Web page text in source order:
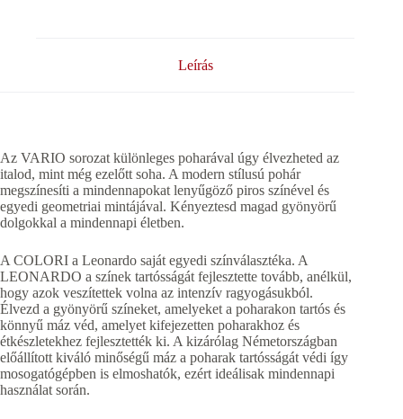
Leírás
Az VARIO sorozat különleges poharával úgy élvezheted az
italod, mint még ezelőtt soha. A modern stílusú pohár
megszínesíti a mindennapokat lenyűgöző piros színével és
egyedi geometriai mintájával. Kényeztesd magad gyönyörű
dolgokkal a mindennapi életben.
A COLORI a Leonardo saját egyedi színválasztéka. A
LEONARDO a színek tartósságát fejlesztette tovább, anélkül,
hogy azok veszítettek volna az intenzív ragyogásukból.
Élvezd a gyönyörű színeket, amelyeket a poharakon tartós és
könnyű máz véd, amelyet kifejezetten poharakhoz és
étkészletekhez fejlesztették ki. A kizárólag Németországban
előállított kiváló minőségű máz a poharak tartósságát védi így
mosogatógépben is elmoshatók, ezért ideálisak mindennapi
használat során.